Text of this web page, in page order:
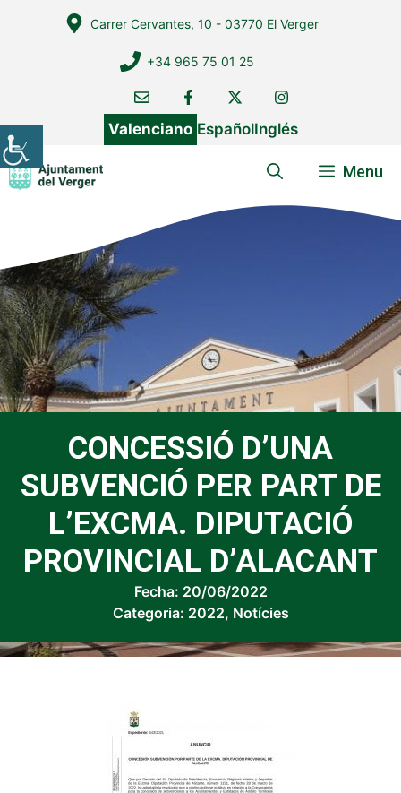
Carrer Cervantes, 10 - 03770 El Verger
+34 965 75 01 25
Valenciano EspañolInglés
Menu
CONCESSIÓ D’UNA
SUBVENCIÓ PER PART DE
L’EXCMA. DIPUTACIÓ
PROVINCIAL D’ALACANT
Fecha: 20/06/2022
Categoria: 2022, Notícies